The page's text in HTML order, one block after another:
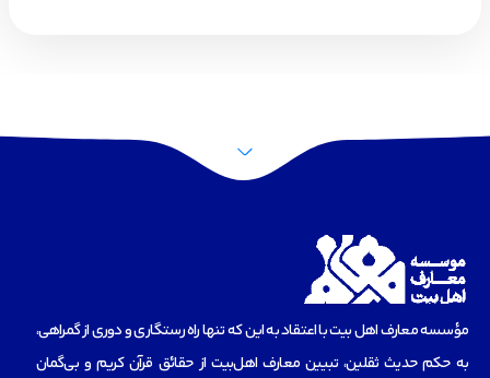
مؤسسه‌ معارف اهل بیت با اعتقاد به این که تنها راه رستگاری و دوری از گمراهی،
به حکم حدیث ثقلین، تبیین معارف اهل‌بیت از حقائق قرآن کریم و بی‌گمان